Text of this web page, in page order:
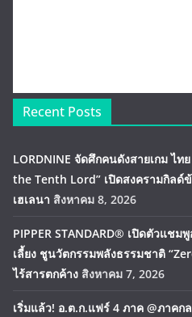
Recent Posts
LORDNINE จัดศึกคนดังสายเกม ไ
the Tenth Lord” เปิดสงครามกิลด์
เฮเลนา สิงหาคม 8, 2026
PIPPER STANDARD® เปิดตัวแช
เลี้ยง ชูนวัตกรรมพลังธรรมชาติ
ไร้สารตกค้าง สิงหาคม 7, 2026
เริ่มแล้ว! อ.ต.ก.แฟร์ 4 ภาค @ภาคก